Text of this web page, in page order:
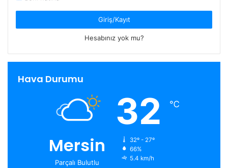
Giriş/Kayıt
Hesabınız yok mu?
Hava Durumu
Mersin
Parçalı Bulutlu
32 ℃
32º - 27º
66%
5.4 km/h